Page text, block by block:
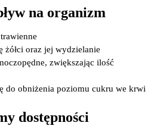
na organizm
żółci oraz jej wydzielanie
zwiększając ilość
do obniżenia poziomu cukru we krwi
dostępności